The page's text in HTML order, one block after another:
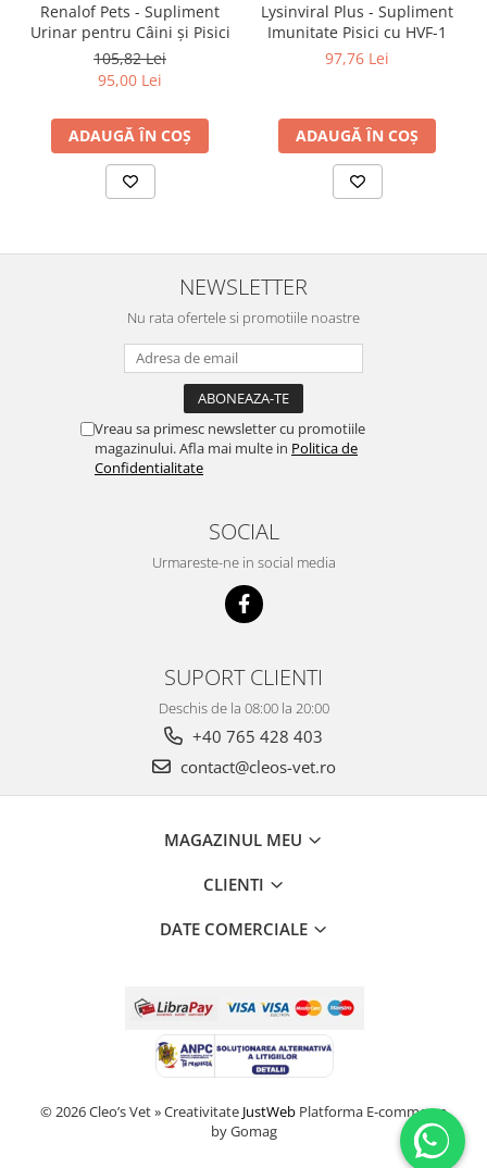
Renalof Pets - Supliment
Urinar pentru Câini și Pisici
105,82 Lei
95,00 Lei
ADAUGĂ ÎN COȘ
Lysinviral Plus - Supliment
Imunitate Pisici cu HVF-1
97,76 Lei
ADAUGĂ ÎN COȘ
NEWSLETTER
Nu rata ofertele si promotiile noastre
Vreau sa primesc newsletter cu promotiile
magazinului. Afla mai multe in Politica de
Confidentialitate
SOCIAL
Urmareste-ne in social media
SUPORT CLIENTI
Deschis de la 08:00 la 20:00
+40 765 428 403
contact@cleos-vet.ro
MAGAZINUL MEU
CLIENTI
DATE COMERCIALE
© 2026 Cleo’s Vet » Creativitate JustWeb Platforma E-commerce
by Gomag